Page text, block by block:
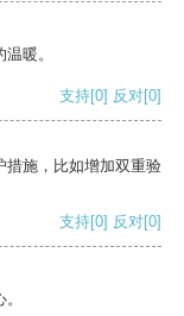
暖。
支持[0] 反对[0]
措施，比如增加双重验
支持[0] 反对[0]